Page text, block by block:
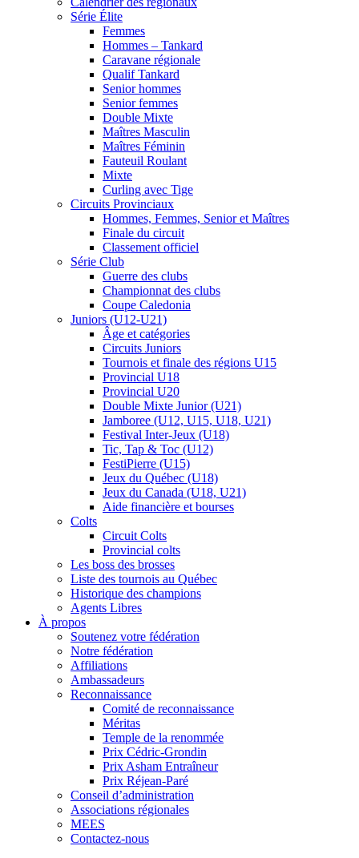
Série Élite
Femmes
Hommes – Tankard
Caravane régionale
Qualif Tankard
Senior hommes
Senior femmes
Double Mixte
Maîtres Masculin
Maîtres Féminin
Fauteuil Roulant
Mixte
Curling avec Tige
Circuits Provinciaux
Hommes, Femmes, Senior et Maîtres
Finale du circuit
Classement officiel
Série Club
Guerre des clubs
Championnat des clubs
Coupe Caledonia
Juniors (U12-U21)
Âge et catégories
Circuits Juniors
Tournois et finale des régions U15
Provincial U18
Provincial U20
Double Mixte Junior (U21)
Jamboree (U12, U15, U18, U21)
Festival Inter-Jeux (U18)
Tic, Tap & Toc (U12)
FestiPierre (U15)
Jeux du Québec (U18)
Jeux du Canada (U18, U21)
Aide financière et bourses
Colts
Circuit Colts
Provincial colts
Les boss des brosses
Liste des tournois au Québec
Historique des champions
Agents Libres
À propos
Soutenez votre fédération
Notre fédération
Affiliations
Ambassadeurs
Reconnaissance
Comité de reconnaissance
Méritas
Temple de la renommée
Prix Cédric-Grondin
Prix Asham Entraîneur
Prix Réjean-Paré
Conseil d’administration
Associations régionales
MEES
Contactez-nous